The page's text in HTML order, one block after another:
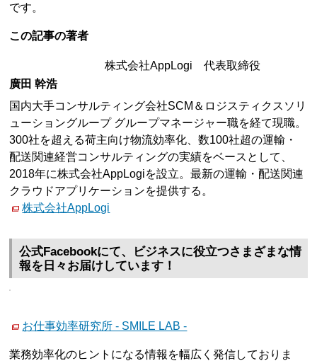
です。
この記事の著者
株式会社AppLogi 代表取締役
廣田 幹浩
国内大手コンサルティング会社SCM＆ロジスティクスソリ
ューショングループ グループマネージャー職を経て現職。
300社を超える荷主向け物流効率化、数100社超の運輸・
配送関連経営コンサルティングの実績をベースとして、
2018年に株式会社AppLogiを設立。最新の運輸・配送関連
クラウドアプリケーションを提供する。
株式会社AppLogi
公式Facebookにて、ビジネスに役立つさまざまな情
報を日々お届けしています！
お仕事効率研究所 - SMILE LAB -
業務効率化のヒントになる情報を幅広く発信しておりま